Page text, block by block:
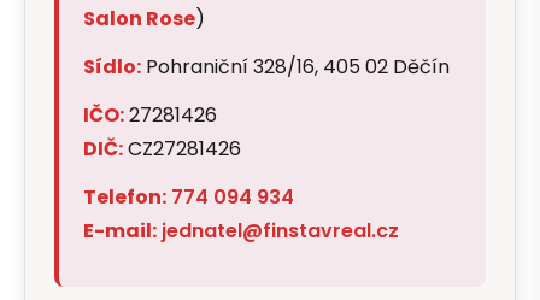
Salon Rose)
Sídlo: Pohraniční 328/16, 405 02 Děčín
IČO:27281426
DIČ:CZ27281426
Telefon: 774 094 934
E-mail: jednatel@finstavreal.cz